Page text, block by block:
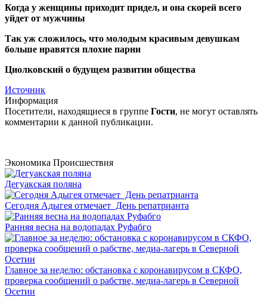
Когда у женщины приходит придел, и она скорей всего
уйдет от мужчины
Так уж сложилось, что молодым красивым девушкам
больше нравятся плохие парни
Циолковский о будущем развитии общества
Источник
Информация
Посетители, находящиеся в группе Гости, не могут оставлять
комментарии к данной публикации.
Экономика Происшествия
Дегуакская поляна
Сегодня Адыгея отмечает День репатрианта
Ранняя весна на водопадах Руфабго
Главное за неделю: обстановка с коронавирусом в СКФО,
проверка сообщений о рабстве, медиа-лагерь в Северной
Осетии